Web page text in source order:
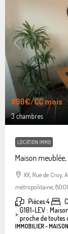
990€/CC mois
3 chambres
LOCATION IMMO
Maison
XX, Rue de
métropolitaine,
Pièces:4
>:G181-LEV :
proche de toutes
IMMOBILIER -